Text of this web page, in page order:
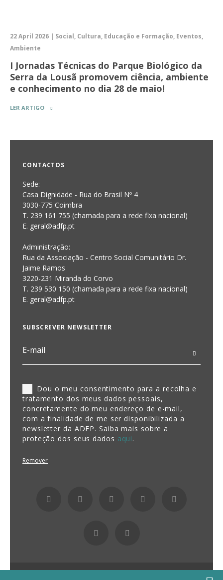
22 April 2026 | Social, Cultura, Educação e Formação, Eventos,
Ambiente
I Jornadas Técnicas do Parque Biológico da
Serra da Lousã promovem ciência, ambiente
e conhecimento no dia 28 de maio!
LER ARTIGO
CONTACTOS
Sede:
Casa Dignidade - Rua do Brasil Nº 4
3030-775 Coimbra
T. 239 161 755 (chamada para a rede fixa nacional)
E. geral@adfp.pt
Administração:
Rua da Associação - Centro Social Comunitário Dr.
Jaime Ramos
3220-231 Miranda do Corvo
T. 239 530 150 (chamada para a rede fixa nacional)
E. geral@adfp.pt
SUBSCREVER NEWSLETTER
Dou o meu consentimento para a recolha e
tratamento dos meus dados pessoais,
concretamente do meu endereço de e-mail,
com a finalidade de me ser disponibilizada a
newsletter da ADFP. Saiba mais sobre a
proteção dos seus dados aqui.
Remover